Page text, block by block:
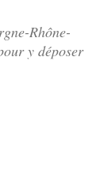
Rhône-
y déposer